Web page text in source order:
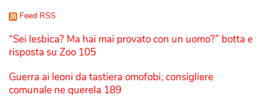
Feed RSS
“Sei lesbica? Ma hai mai provato con un uomo?” botta e
risposta su Zoo 105
Guerra ai leoni da tastiera omofobi, consigliere
comunale ne querela 189